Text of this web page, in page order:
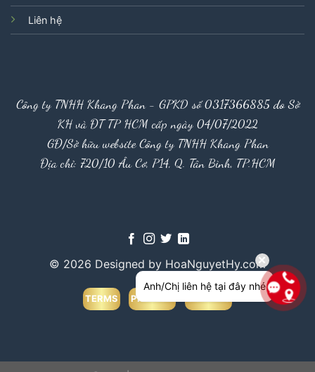
Liên hệ
Công ty TNHH Khang Phan - GPKD số 0317366885 do Sở
KH và ĐT TP HCM cấp ngày 04/07/2022
GĐ/Sở hữu website Công ty TNHH Khang Phan
Địa chỉ: 720/10 Âu Cơ, P14, Q. Tân Bình, TP.HCM
© 2026 Designed by HoaNguyetHy.com
TERMS PRIVACY
Anh/Chị liên hệ tại đây nhé